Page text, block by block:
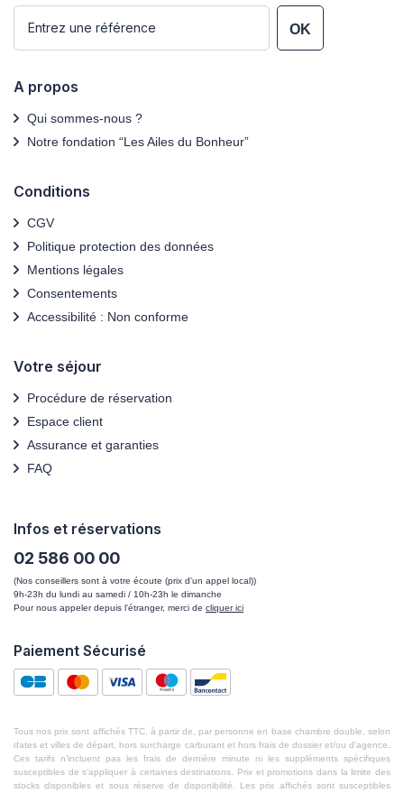
OK
A propos
Qui sommes-nous ?
Notre fondation “Les Ailes du Bonheur”
Conditions
CGV
Politique protection des données
Mentions légales
Consentements
Accessibilité : Non conforme
Votre séjour
Procédure de réservation
Espace client
Assurance et garanties
FAQ
Infos et réservations
02 586 00 00
(Nos conseillers sont à votre écoute (prix d'un appel local))
9h-23h du lundi au samedi / 10h-23h le dimanche
Pour nous appeler depuis l'étranger, merci de cliquer ici
Paiement Sécurisé
Tous nos prix sont affichés TTC, à partir de, par personne en base chambre double, selon
dates et villes de départ, hors surcharge carburant et hors frais de dossier et/ou d'agence.
Ces tarifs n’incluent pas les frais de dernière minute ni les suppléments spécifiques
susceptibles de s’appliquer à certaines destinations. Prix et promotions dans la limite des
stocks disponibles et sous réserve de disponibilité. Les prix affichés sont susceptibles